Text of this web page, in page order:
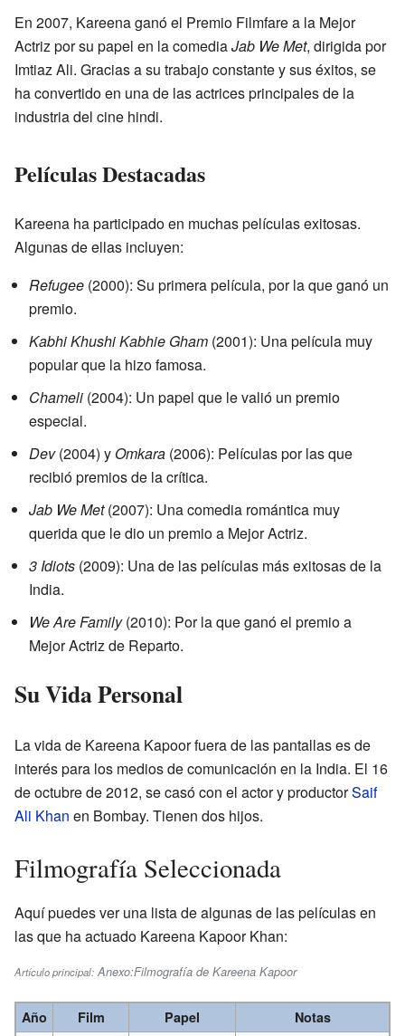
En 2007, Kareena ganó el Premio Filmfare a la Mejor
Actriz por su papel en la comediaJab We Met, dirigida por
Imtiaz Ali. Gracias a su trabajo constante y sus éxitos, se
ha convertido en una de las actrices principales de la
industria del cine hindi.
Películas Destacadas
Kareena ha participado en muchas películas exitosas.
Algunas de ellas incluyen:
Refugee (2000): Su primera película, por la que ganó un
premio.
Kabhi Khushi Kabhie Gham (2001): Una película muy
popular que la hizo famosa.
Chameli (2004): Un papel que le valió un premio
especial.
Dev(2004) y Omkara (2006): Películas por las que
recibió premios de la crítica.
Jab We Met(2007): Una comedia romántica muy
querida que le dio un premio a Mejor Actriz.
3 Idiots (2009): Una de las películas más exitosas de la
India.
We Are Family(2010): Por la que ganó el premio a
Mejor Actriz de Reparto.
Su Vida Personal
La vida de Kareena Kapoor fuera de las pantallas es de
interés para los medios de comunicación en la India. El 16
de octubre de 2012, se casó con el actor y productorSaif
Ali Khan en Bombay. Tienen dos hijos.
Filmografía Seleccionada
Aquí puedes ver una lista de algunas de las películas en
las que ha actuado Kareena Kapoor Khan:
Artículo principal: Anexo:Filmografía de Kareena Kapoor
Año Film Papel Notas